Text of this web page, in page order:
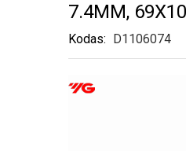
7.4MM,
Kodas D1106074
PEREITI